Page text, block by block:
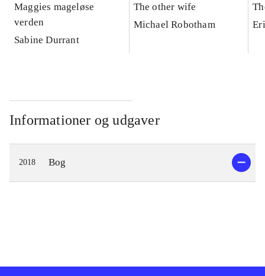
Maggies mageløse
verden
Sabine Durrant
The other wife
Michael Robotham
Informationer og udgaver
2018 Bog